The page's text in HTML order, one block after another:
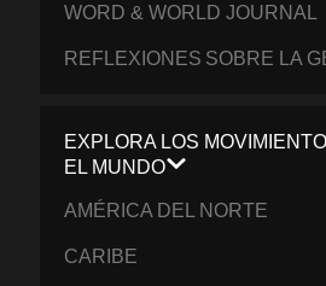
WORD & WORLD JOURNAL
REFLEXIONES SOBRE LA
EXPLORA LOS
EL MUNDO
AMÉRICA DEL NORTE
CARIBE